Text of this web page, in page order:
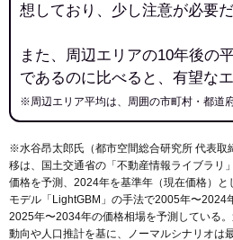
想しており、少し注意が必要だ
また、周辺エリアの10年後の
であるのに比べると、有望な
※周辺エリア平均は、周囲の市町村・都道
※水谷昂太郎氏（都市空間総合研究所 代表取
移は、国土交通省の「 不動産情報ライブラリ
価格を予測、2024年を基準年（現在価格）と
モデル「LightGBM」の手法で2005年〜2024
2025年〜2034年の価格相場を予測している
動向や人口推計を基に、ノーマルシナリオは